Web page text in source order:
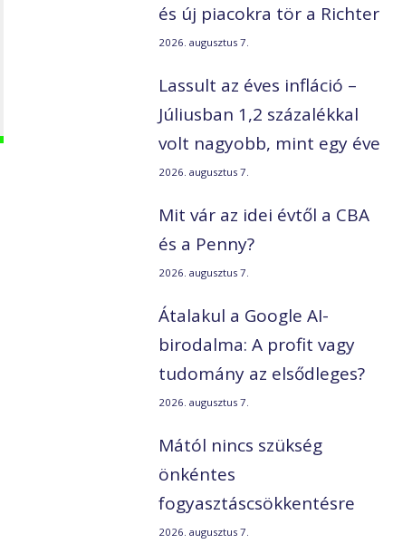
és új piacokra tör a Richter
2026. augusztus 7.
Lassult az éves infláció –
Júliusban 1,2 százalékkal
volt nagyobb, mint egy éve
2026. augusztus 7.
Mit vár az idei évtől a CBA
és a Penny?
2026. augusztus 7.
Átalakul a Google AI-
birodalma: A profit vagy
tudomány az elsődleges?
2026. augusztus 7.
Mától nincs szükség
önkéntes
fogyasztáscsökkentésre
2026. augusztus 7.